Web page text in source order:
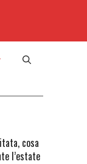
cosa
l’estate